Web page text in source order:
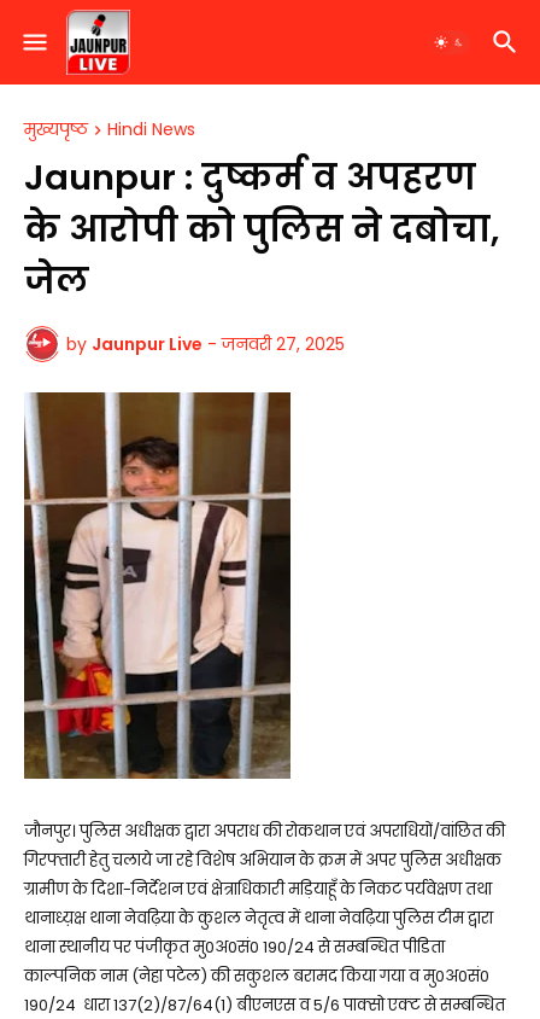
मुख्यपृष्ठ Hindi News
Jaunpur : ​दुष्कर्म व अपहरण
के आरोपी को पुलिस ने दबोचा,
जेल
by Jaunpur Live - जनवरी 27, 2025
जौनपुर। पुलिस अधीक्षक द्वारा अपराध की रोकथान एवं अपराधियों/वांछित की
गिरफ्तारी हेतु चलाये जा रहे विशेष अभियान के क्रम में अपर पुलिस अधीक्षक
ग्रामीण के दिशा-निर्देशन एवं क्षेत्राधिकारी मड़ियाहूँ के निकट पर्यवेक्षण तथा
थानाध्य़क्ष थाना नेवढ़िया के कुशल नेतृत्व में थाना नेवढ़िया पुलिस टीम द्वारा
थाना स्थानीय पर पंजीकृत मु0अ0सं0 190/24 से सम्बन्धित पीडिता
काल्पनिक नाम (नेहा पटेल) की सकुशल बरामद किया गया व मु0अ0सं0
190/24 धारा 137(2)/87/64(1) बीएनएस व 5/6 पाक्सो एक्ट से सम्बन्धित